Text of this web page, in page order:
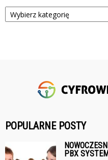
Kategorie
POPULARNE POSTY
PBX SYSTEM